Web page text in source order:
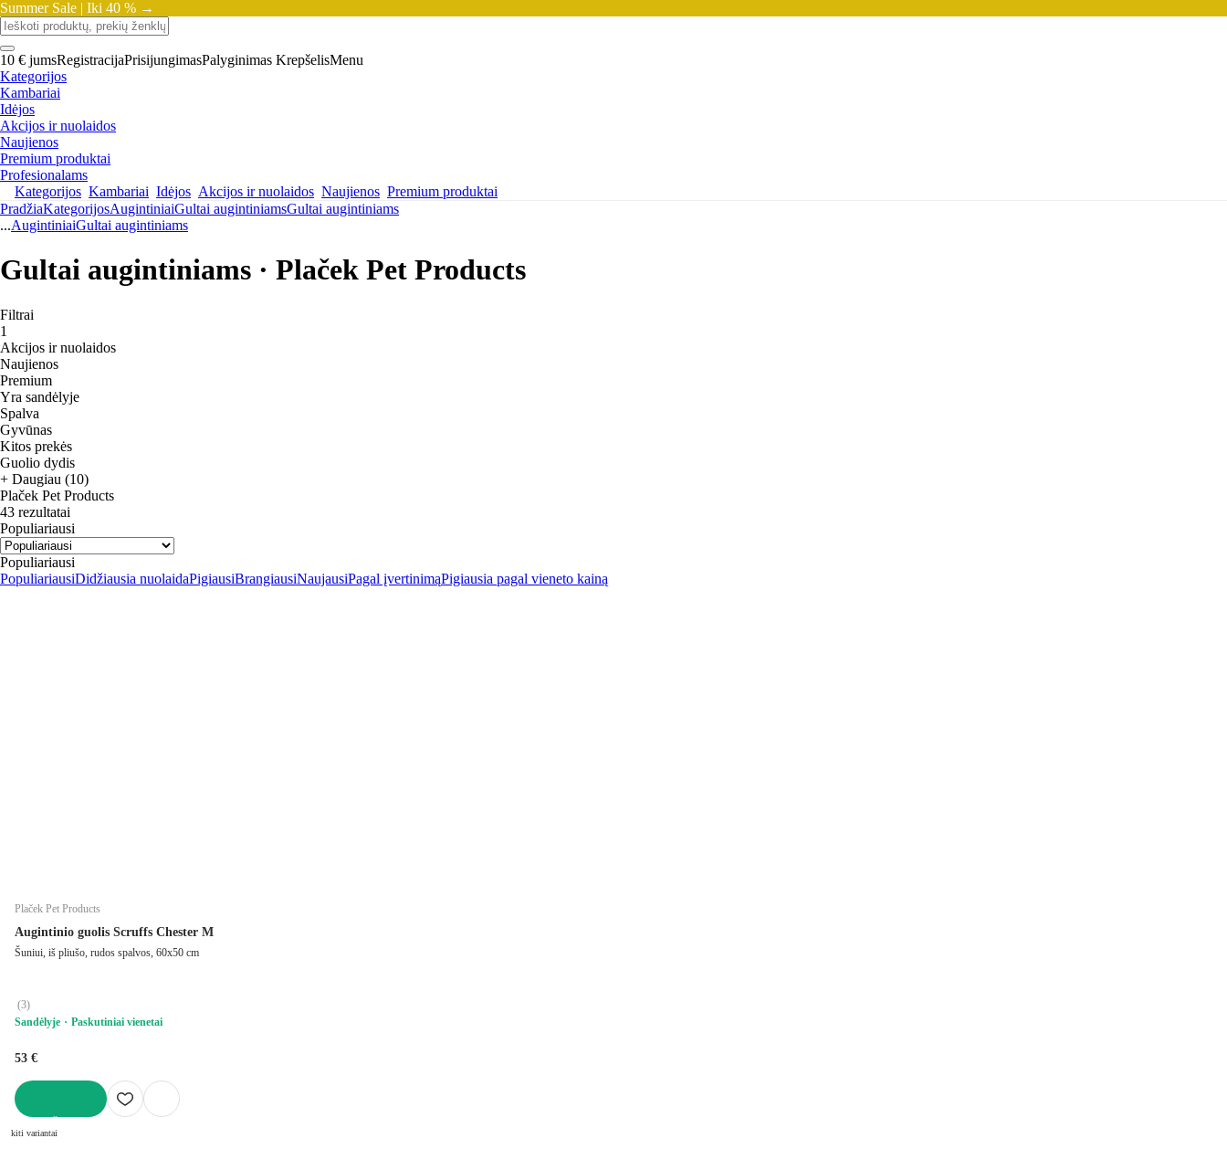
Summer Sale | Iki 40 % →
10 € jumsRegistracijaPrisijungimasPalyginimas KrepšelisMenu
Kategorijos
Kambariai
Idėjos
Akcijos ir nuolaidos
Naujienos
Premium produktai
Profesionalams
Kategorijos Kambariai Idėjos Akcijos ir nuolaidos Naujienos Premium produktai
PradžiaKategorijosAugintiniaiGultai augintiniamsGultai augintiniams
...AugintiniaiGultai augintiniams
Gultai augintiniams · Plaček Pet Products
Filtrai
1
Akcijos ir nuolaidos
Naujienos
Premium
Yra sandėlyje
Spalva
Gyvūnas
Kitos prekės
Guolio dydis
+ Daugiau (10)
Plaček Pet Products
43 rezultatai
Populiariausi
Populiariausi
PopuliariausiDidžiausia nuolaidaPigiausiBrangiausiNaujausiPagal įvertinimąPigiausia pagal vieneto kainą
Plaček Pet Products
Augintinio guolis Scruffs Chester M
Šuniui, iš pliušo, rudos spalvos, 60x50 cm
(3)
Sandėlyje
Paskutiniai vienetai
53 €
kiti variantai